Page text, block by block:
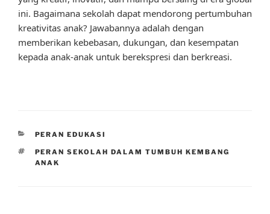
ini. Bagaimana sekolah dapat mendorong pertumbuhan
kreativitas anak? Jawabannya adalah dengan
memberikan kebebasan, dukungan, dan kesempatan
kepada anak-anak untuk berekspresi dan berkreasi.
CATEGORIES
PERAN EDUKASI
TAGS
PERAN SEKOLAH DALAM TUMBUH KEMBANG
ANAK